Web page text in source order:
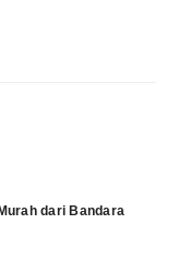
dari Bandara